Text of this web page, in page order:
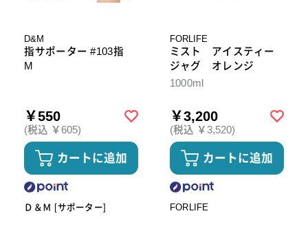
D&M
指サポーター #103指
M
￥550
(税込 ￥605)
カートに追加
Ｄ＆Ｍ [サポーター]
FORLIFE
ミスト アイスティー
ジャグ オレンジ
1000ml
￥3,200
(税込 ￥3,520)
カートに追加
FORLIFE